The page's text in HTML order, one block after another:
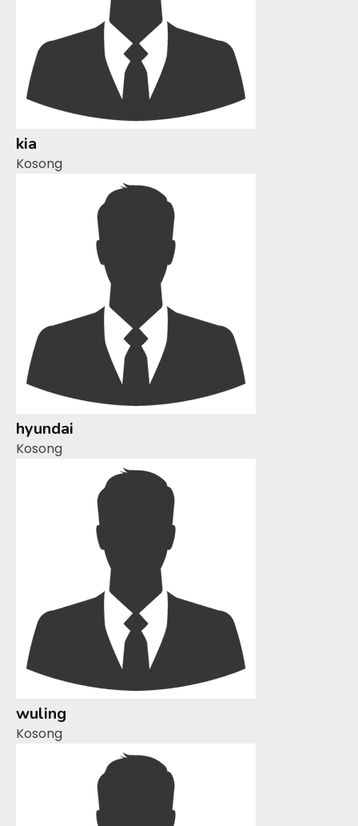
kia
Kosong
hyundai
Kosong
wuling
Kosong